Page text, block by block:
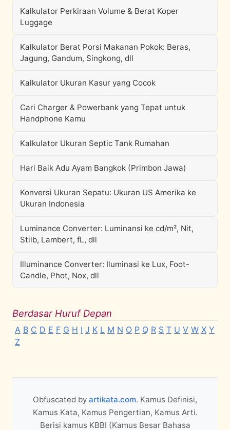
Kalkulator Perkiraan Volume & Berat Koper
Luggage
Kalkulator Berat Porsi Makanan Pokok: Beras,
Jagung, Gandum, Singkong, dll
Kalkulator Ukuran Kasur yang Cocok
Cari Charger & Powerbank yang Tepat untuk
Handphone Kamu
Kalkulator Ukuran Septic Tank Rumahan
Hari Baik Adu Ayam Bangkok (Primbon Jawa)
Konversi Ukuran Sepatu: Ukuran US Amerika ke
Ukuran Indonesia
Luminance Converter: Luminansi ke cd/m², Nit,
Stilb, Lambert, fL, dll
Illuminance Converter: Iluminasi ke Lux, Foot-
Candle, Phot, Nox, dll
Berdasar Huruf Depan
A B C D E F G H I J K L M N O P Q R S T U V W X Y
Z
Obfuscated by artikata.com. Kamus Definisi,
Kamus Kata, Kamus Pengertian, Kamus Arti.
Berisi kamus KBBI (Kamus Besar Bahasa